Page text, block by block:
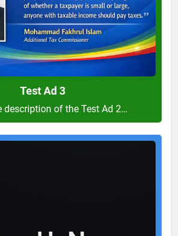
Test Ad 3
description of the Test Ad 2…